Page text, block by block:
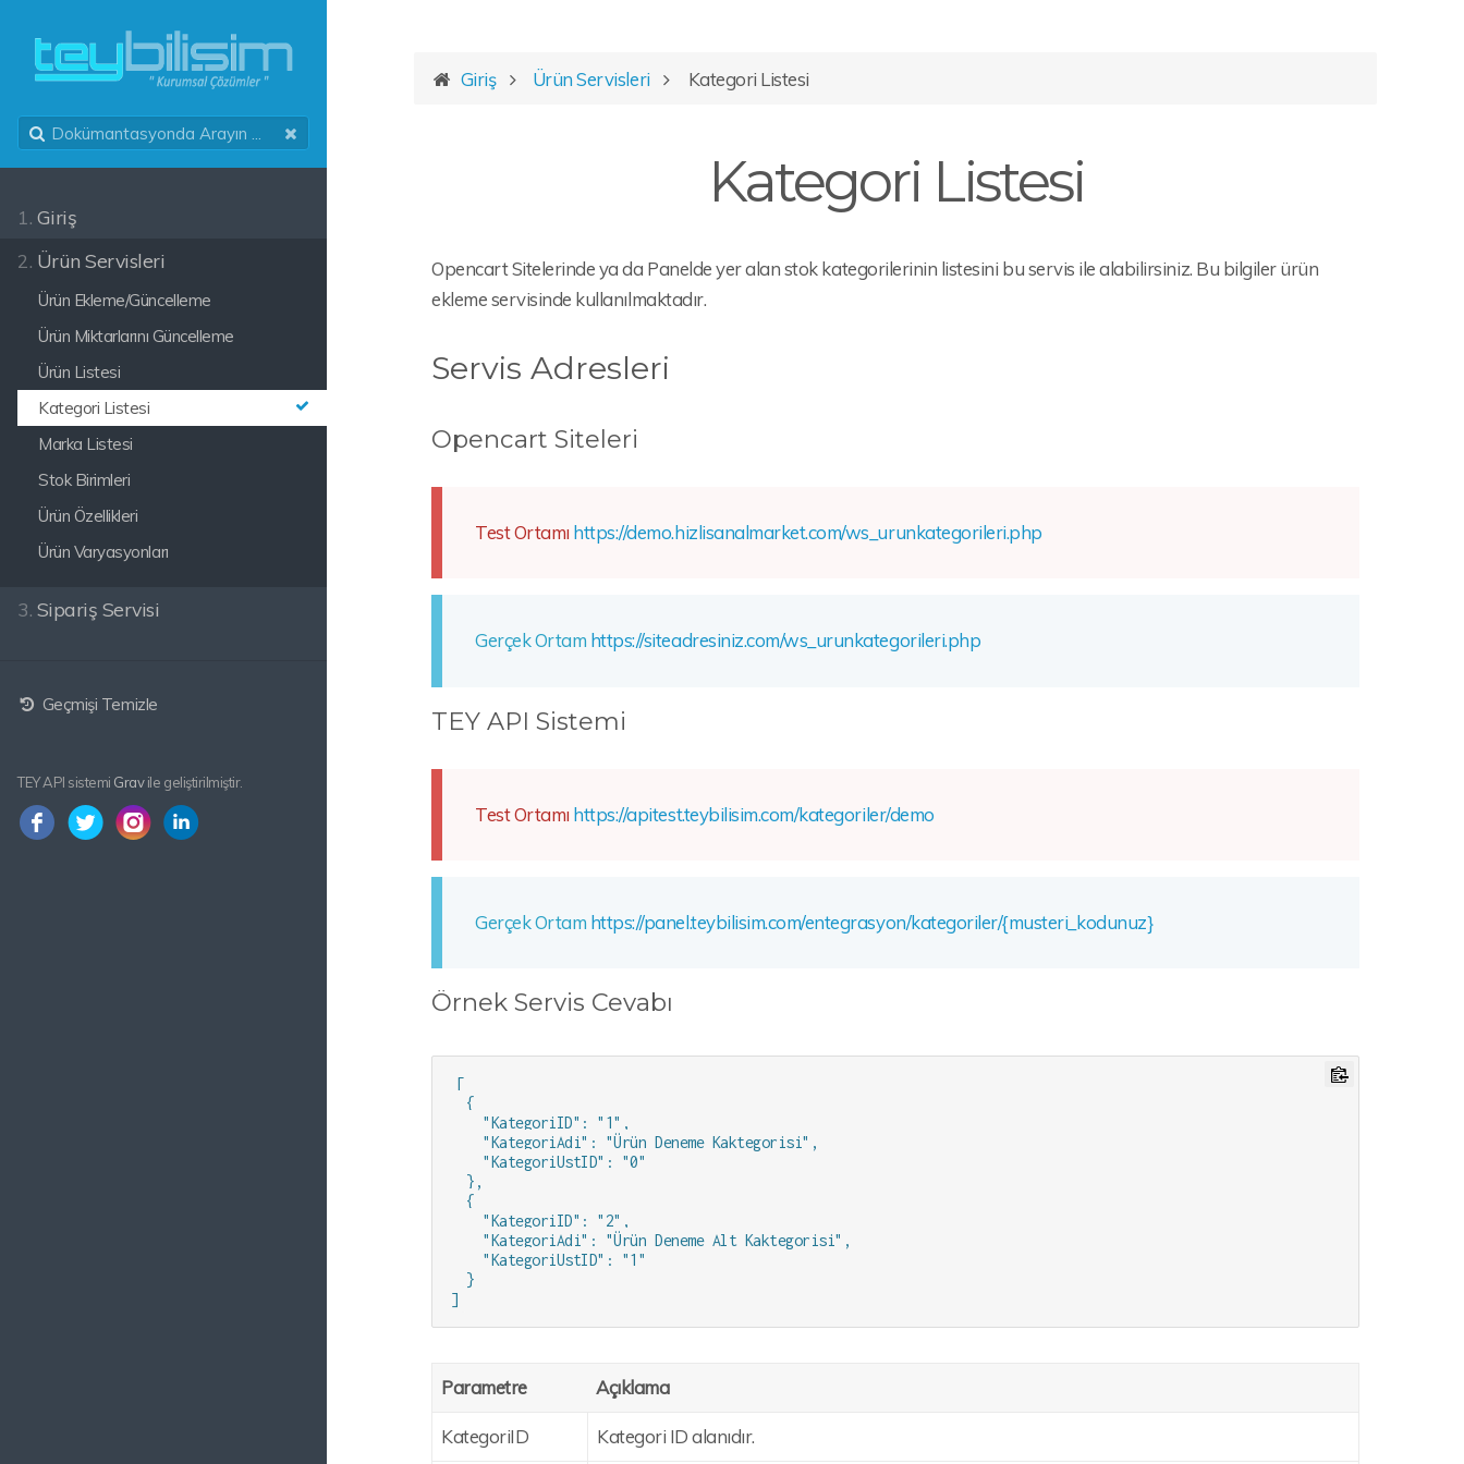
1. Giriş
2. Ürün Servisleri
Ürün Ekleme/Güncelleme
Ürün Miktarlarını Güncelleme
Ürün Listesi
Kategori Listesi
Marka Listesi
Stok Birimleri
Ürün Özellikleri
Ürün Varyasyonları
3. Sipariş Servisi
Geçmişi Temizle
TEY API sistemi Gravile geliştirilmiştir.
Giriş Ürün Servisleri Kategori Listesi
Kategori Listesi
Opencart Sitelerinde ya da Panelde yer alan stok kategorilerinin listesini bu servis ile alabilirsiniz. Bu bilgiler ürün
ekleme servisinde kullanılmaktadır.
Servis Adresleri
Opencart Siteleri
Test Ortamı https://demo.hizlisanalmarket.com/ws_urunkategorileri.php
Gerçek Ortam https://siteadresiniz.com/ws_urunkategorileri.php
TEY API Sistemi
Test Ortamı https://apitest.teybilisim.com/kategoriler/demo
Gerçek Ortam https://panel.teybilisim.com/entegrasyon/kategoriler/{musteri_kodunuz}
Örnek Servis Cevabı
[
  {
    "KategoriID": "1",
    "KategoriAdi": "Ürün Deneme Kaktegorisi",
    "KategoriUstID": "0"
  },
  {
    "KategoriID": "2",
    "KategoriAdi": "Ürün Deneme Alt Kaktegorisi",
    "KategoriUstID": "1"
  }
]
Parametre Açıklama
KategoriID Kategori ID alanıdır.